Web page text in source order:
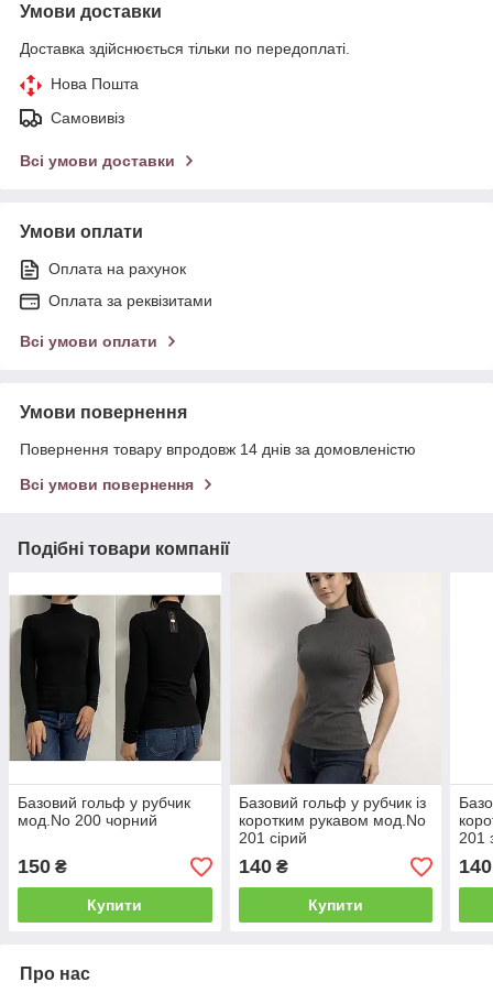
Умови доставки
Доставка здійснюється тільки по передоплаті.
Нова Пошта
Самовивіз
Всі умови доставки
Умови оплати
Оплата на рахунок
Оплата за реквізитами
Всі умови оплати
Умови повернення
Повернення товару впродовж 14 днів за домовленістю
Всі умови повернення
Подібні товари компанії
Базовий гольф у рубчик
мод.No 200 чорний
150 ₴
Купити
Базовий гольф у рубчик із
коротким рукавом мод.No
201 сірий
140₴
Купити
201
140
Про нас